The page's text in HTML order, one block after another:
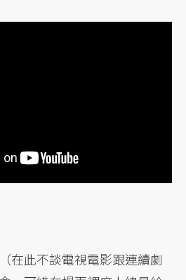
在此不談電視電影跟連續劇